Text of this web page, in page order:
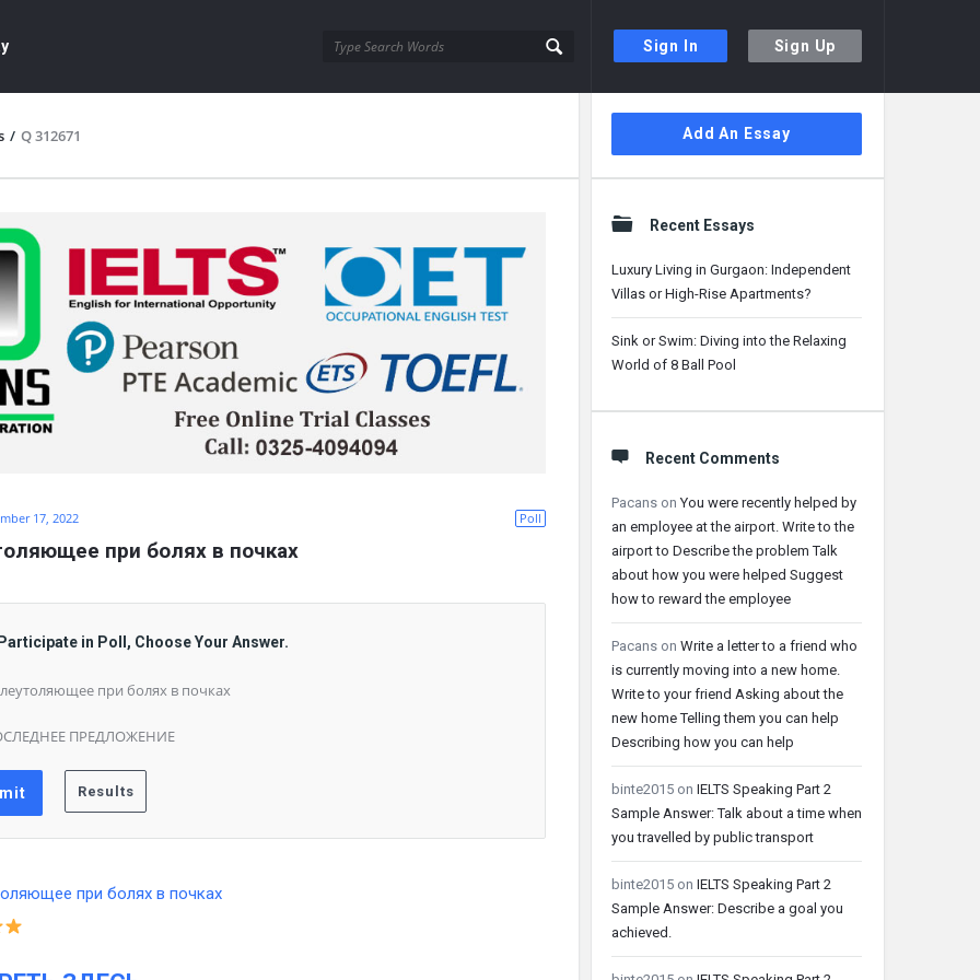
Sign In Sign Up
/ Q 312671
Poll
17, 2022
при болях в почках
in Poll, Choose Your Answer.
при болях в почках
ПРЕДЛОЖЕНИЕ
Sidebar
Add An Essay
Recent Essays
Luxury Living in Gurgaon: Independent
Villas or High-Rise Apartments?
Sink or Swim: Diving into the Relaxing
World of 8 Ball Pool
Recent Comments
Pacans onYou were recently helped by
an employee at the airport. Write to the
airport to Describe the problem Talk
about how you were helped Suggest
how to reward the employee
Pacans on Write a letter to a friend who
is currently moving into a new home.
Write to your friend Asking about the
new home Telling them you can help
Describing how you can help
binte2015 on IELTS Speaking Part 2
Sample Answer: Talk about a time when
you travelled by public transport
binte2015 on IELTS Speaking Part 2
Sample Answer: Describe a goal you
achieved.